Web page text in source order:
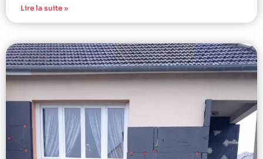
Lire la suite »